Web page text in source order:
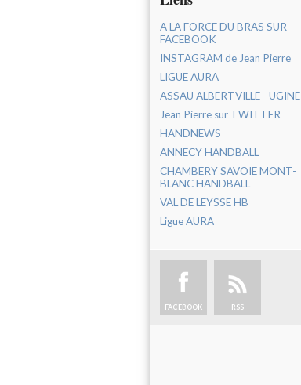
A LA FORCE DU BRAS SUR
FACEBOOK
INSTAGRAM de Jean Pierre
LIGUE AURA
ASSAU ALBERTVILLE - UGINE
Jean Pierre sur TWITTER
HANDNEWS
ANNECY HANDBALL
CHAMBERY SAVOIE MONT-
BLANC HANDBALL
VAL DE LEYSSE HB
Ligue AURA
FACEBOOK RSS